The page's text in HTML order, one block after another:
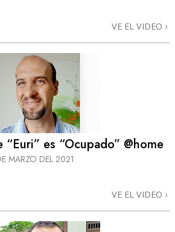
VE EL VIDEO
“Euri” es “Ocupado” @home
MARZO DEL 2021
VE EL VIDEO